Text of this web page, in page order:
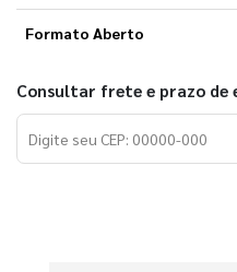
Formato Aberto
Consultar frete e prazo de